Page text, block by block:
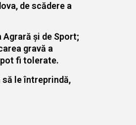
de scădere a
și de Sport;
gravă a
fi tolerate.
să le întreprindă,